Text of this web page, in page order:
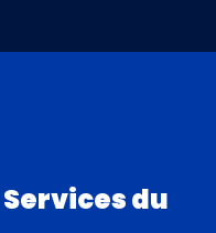
Services du